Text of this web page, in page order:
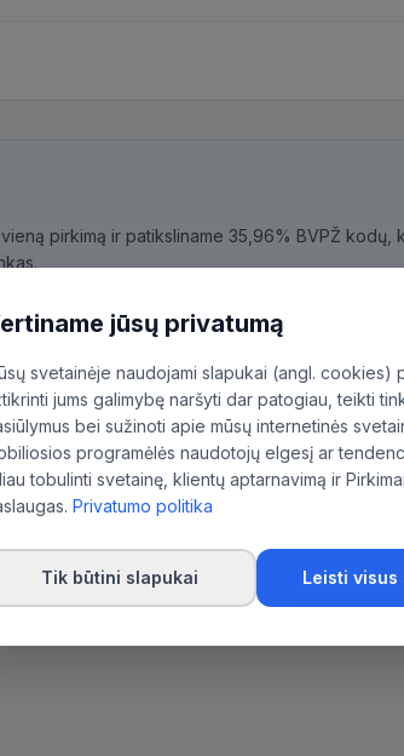
pirkimą ir patiksliname 35,96% BVPŽ kodų,
jūsų privatumą
svetainėje naudojami slapukai (angl. cookies)
jums galimybę naršyti dar patogiau, teikti
bei sužinoti apie mūsų internetinės
programėlės naudotojų elgesį ar
tobulinti svetainę, klientų aptarnavimą ir
Privatumo politika
Tik būtini slapukai Leisti visus